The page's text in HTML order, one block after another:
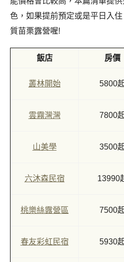
色，如果提前預定或是平日入
質苗栗露營喔!
飯店 房價
叢林開始 5800
雲霧灣灣 7800
山美學 3500
六沐森民宿 13990
桃樂絲露營區 7500
春友彩虹民宿 5930